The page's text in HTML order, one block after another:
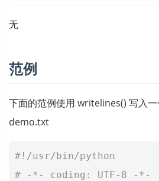
无
范例
下面的范例使用 writelines() 写入
demo.txt
#!/usr/bin/python
# -*- coding: UTF-8 -*-